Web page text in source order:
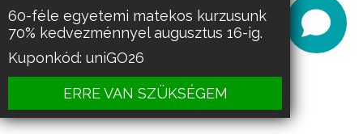
60-féle egyetemi matekos kurzusunk
70% kedvezménnyel augusztus 16-ig.
Kuponkód: uniGO26
ERRE VAN SZÜKSÉGEM